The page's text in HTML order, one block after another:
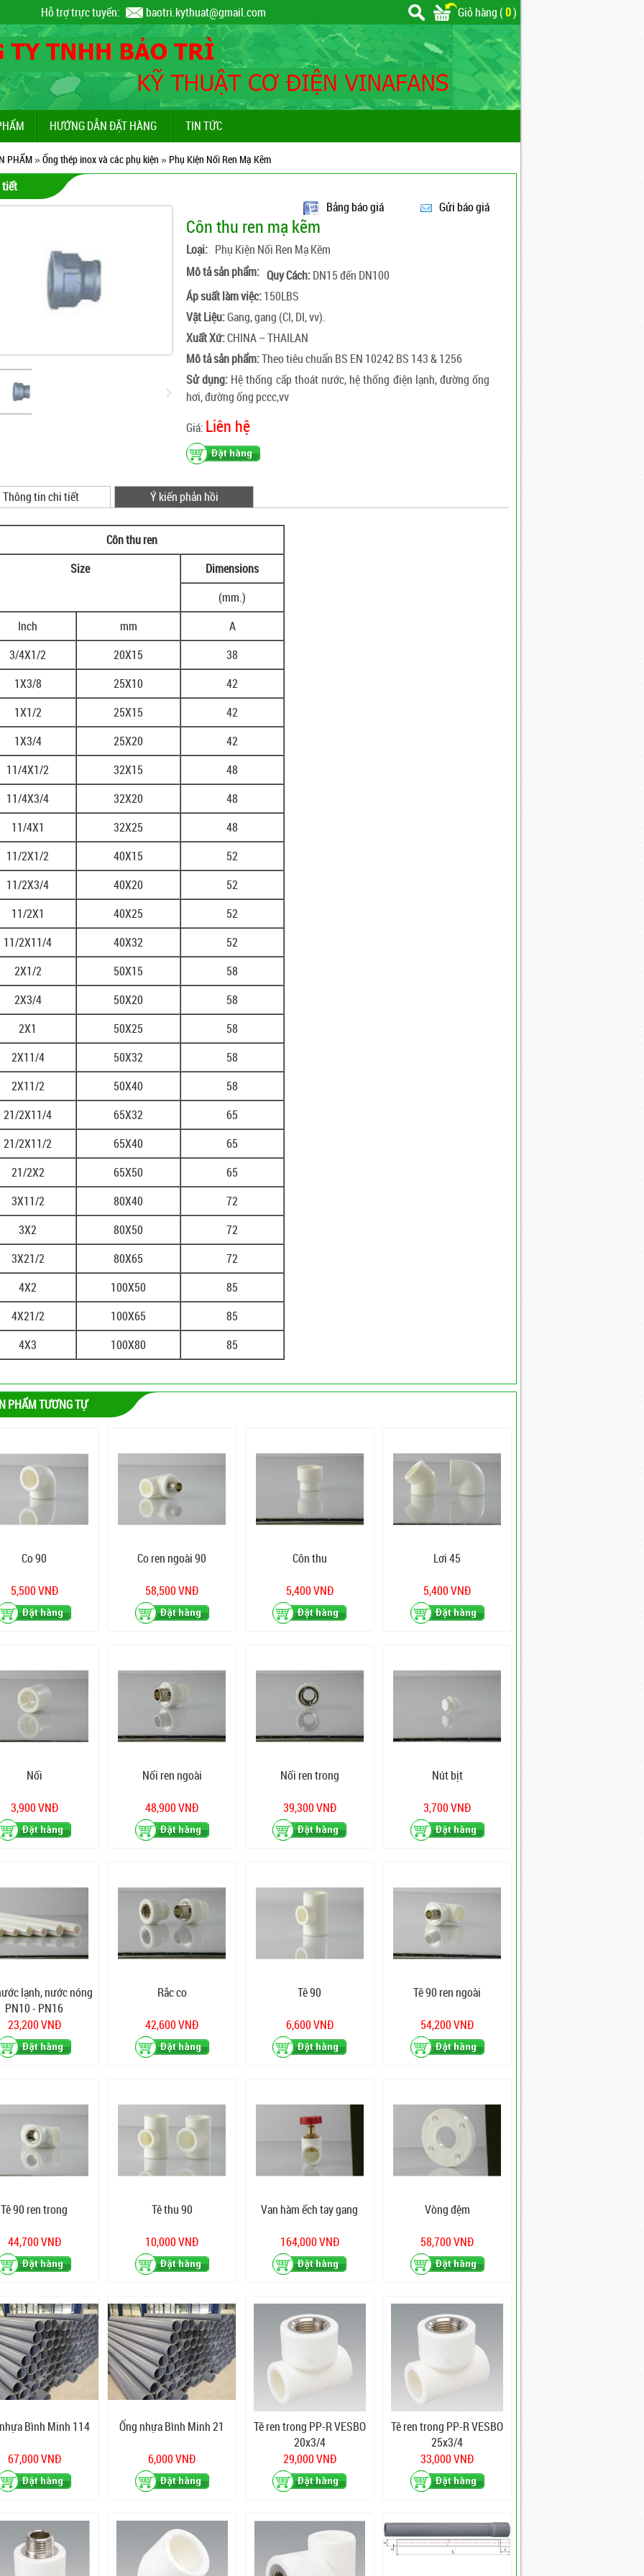
Hỗ trợ trực tuyến: baotri.kythuat@gmail.com Giỏ hàng (0)
HƯỚNG DẪN ĐẶT HÀNG TIN TỨC
PHẨM»Ống thép inox và các phụ kiện » Phụ Kiện Nối Ren Mạ Kẽm
tiết
Bảng báo giá
Gửi báo giá
Côn thu ren mạ kẽm
Loại: Phụ Kiện Nối Ren Mạ Kẽm
Mô tả sản phẩm: Quy Cách:DN15 đến DN100
Áp suất làm việc:150LBS
Vật Liệu:Gang, gang (CI, DI, vv).
Xuất Xứ:CHINA – THAILAN
Mô tả sản phẩm:Theo tiêu chuẩn BS EN 10242 BS 143 & 1256
Sử dụng: Hệ thống cấp thoát nước, hệ thống điện lạnh, đường ống
hơi, đường ống pccc,vv
Giá: Liên hệ
Thông tin chi tiết Ý kiến phản hồi
Côn thu ren
Size
Dimensions
(mm.)
Inch
mm
A
3/4X1/2
20X15
38
1X3/8
25X10
42
1X1/2
25X15
42
1X3/4
25X20
42
11/4X1/2
32X15
48
11/4X3/4
32X20
48
11/4X1
32X25
48
11/2X1/2
40X15
52
11/2X3/4
40X20
52
11/2X1
40X25
52
11/2X11/4
40X32
52
2X1/2
50X15
58
2X3/4
50X20
58
2X1
50X25
58
2X11/4
50X32
58
2X11/2
50X40
58
21/2X11/4
65X32
65
21/2X11/2
65X40
65
21/2X2
65X50
65
3X11/2
80X40
72
3X2
80X50
72
3X21/2
80X65
72
4X2
100X50
85
4X21/2
100X65
85
4X3
100X80 85
PHẨM TƯƠNG TỰ
Co 90
5,500 VNĐ
Co ren ngoài 90
58,500 VNĐ
Côn thu
5,400 VNĐ
Lơi 45
5,400 VNĐ
Nối
3,900 VNĐ
Nối ren ngoài
48,900 VNĐ
Nối ren trong
39,300 VNĐ
Nút bịt
3,700 VNĐ
lạnh, nước nóng
PN10 - PN16
23,200 VNĐ
Rắc co
42,600 VNĐ
Tê 90
6,600 VNĐ
Tê 90 ren ngoài
54,200 VNĐ
Tê 90 ren trong
44,700 VNĐ
Tê thu 90
10,000 VNĐ
Van hàm ếch tay gang
164,000 VNĐ
Vòng đệm
58,700 VNĐ
Bình Minh 114
67,000 VNĐ
Ống nhựa Bình Minh 21
6,000 VNĐ
Tê ren trong PP-R VESBO
20x3/4
29,000 VNĐ
Tê ren trong PP-R VESBO
25x3/4
33,000 VNĐ